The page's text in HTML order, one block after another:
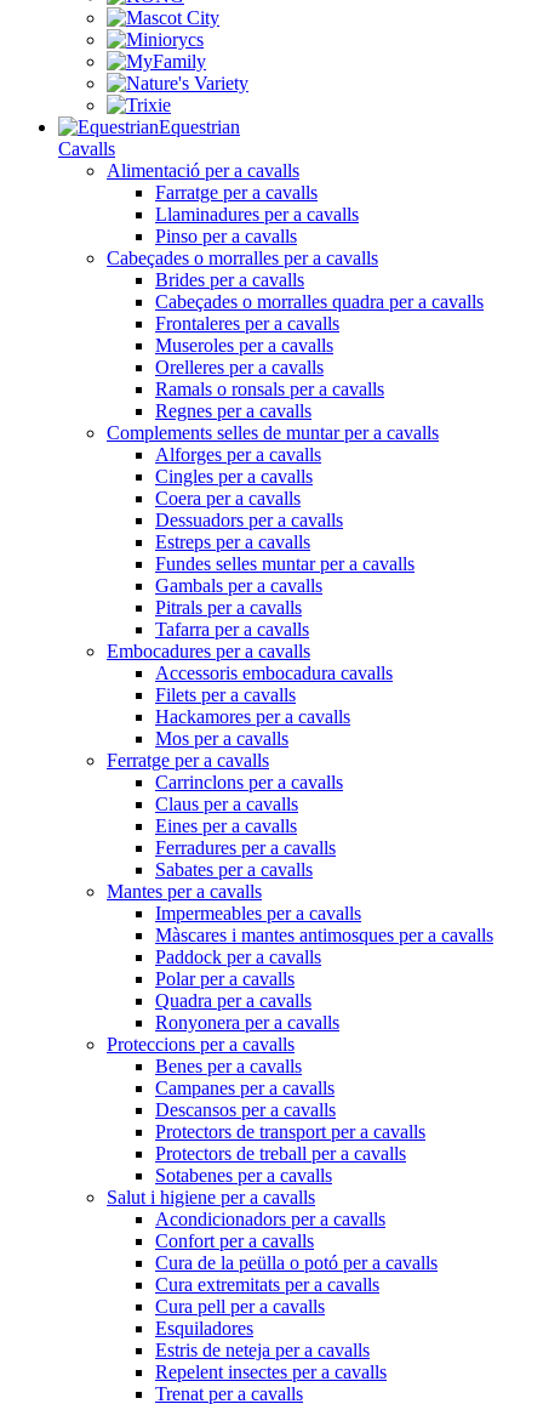
Equestrian
Cavalls
Alimentació per a cavalls
Farratge per a cavalls
Llaminadures per a cavalls
Pinso per a cavalls
Cabeçades o morralles per a cavalls
Brides per a cavalls
Cabeçades o morralles quadra per a cavalls
Frontaleres per a cavalls
Museroles per a cavalls
Orelleres per a cavalls
Ramals o ronsals per a cavalls
Regnes per a cavalls
Complements selles de muntar per a cavalls
Alforges per a cavalls
Cingles per a cavalls
Coera per a cavalls
Dessuadors per a cavalls
Estreps per a cavalls
Fundes selles muntar per a cavalls
Gambals per a cavalls
Pitrals per a cavalls
Tafarra per a cavalls
Embocadures per a cavalls
Accessoris embocadura cavalls
Filets per a cavalls
Hackamores per a cavalls
Mos per a cavalls
Ferratge per a cavalls
Carrinclons per a cavalls
Claus per a cavalls
Eines per a cavalls
Ferradures per a cavalls
Sabates per a cavalls
Mantes per a cavalls
Impermeables per a cavalls
Màscares i mantes antimosques per a cavalls
Paddock per a cavalls
Polar per a cavalls
Quadra per a cavalls
Ronyonera per a cavalls
Proteccions per a cavalls
Benes per a cavalls
Campanes per a cavalls
Descansos per a cavalls
Protectors de transport per a cavalls
Protectors de treball per a cavalls
Sotabenes per a cavalls
Salut i higiene per a cavalls
Acondicionadors per a cavalls
Confort per a cavalls
Cura de la peülla o potó per a cavalls
Cura extremitats per a cavalls
Cura pell per a cavalls
Esquiladores
Estris de neteja per a cavalls
Repelent insectes per a cavalls
Trenat per a cavalls